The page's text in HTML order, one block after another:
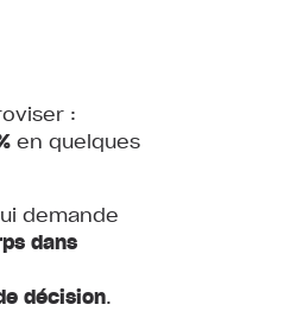
:
en quelques
demande
dans
décision.